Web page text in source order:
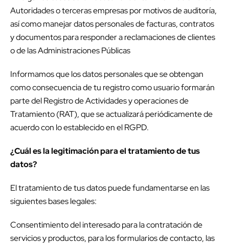
Autoridades o terceras empresas por motivos de auditoría,
así como manejar datos personales de facturas, contratos
y documentos para responder a reclamaciones de clientes
o de las Administraciones Públicas
Informamos que los datos personales que se obtengan
como consecuencia de tu registro como usuarioformarán
parte del Registro de Actividades y operaciones de
Tratamiento (RAT), que se actualizará periódicamente de
acuerdo con lo establecido en el RGPD.
¿Cuál es la legitimación para el tratamiento de tus
datos?
El tratamiento de tus datos puede fundamentarse en las
siguientes bases legales:
Consentimiento del interesado para la contratación de
servicios y productos, para los formularios de contacto, las